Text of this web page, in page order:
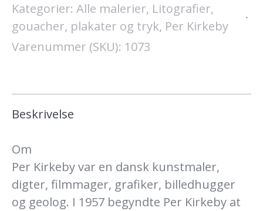
62
x
79
til
hverdage.
antal
Kategorier: Alle malerier, Litografier,
gouacher, plakater og tryk, Per Kirkeby
Varenummer (SKU): 1073
Beskrivelse
Om
Per Kirkeby var en dansk kunstmaler,
digter, filmmager, grafiker, billedhugger
og geolog. I 1957 begyndte Per Kirkeby at